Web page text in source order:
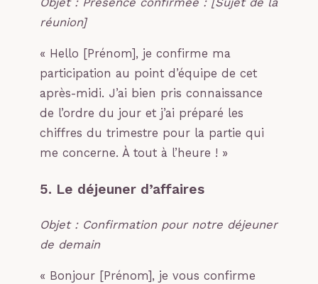
réunion]
« Hello [Prénom], je confirme ma
participation au point d’équipe de cet
après-midi. J’ai bien pris connaissance
de l’ordre du jour et j’ai préparé les
chiffres du trimestre pour la partie qui
me concerne. À tout à l’heure ! »
5. Le déjeuner d’affaires
Objet : Confirmation pour notre déjeuner
de demain
« Bonjour [Prénom], je vous confirme